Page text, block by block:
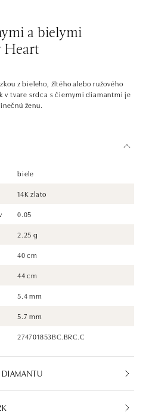
a bielymi
Heart
z bieleho, žltého alebo ružového
v tvare srdca s čiernymi diamantmi je
ženu.
biele
14K zlato
0.05
2.25 g
40 cm
44 cm
5.4 mm
5.7 mm
274701853BC.BRC.C